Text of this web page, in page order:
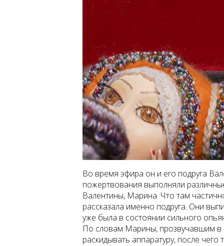
Во время эфира он и его подруга
пожертвования выполняли
Валентины, Марина. Что там
рассказала именно подруга. Они
уже была в состоянии сильного
По словам Марины, прозвучавшим в
раскидывать аппаратуру, после